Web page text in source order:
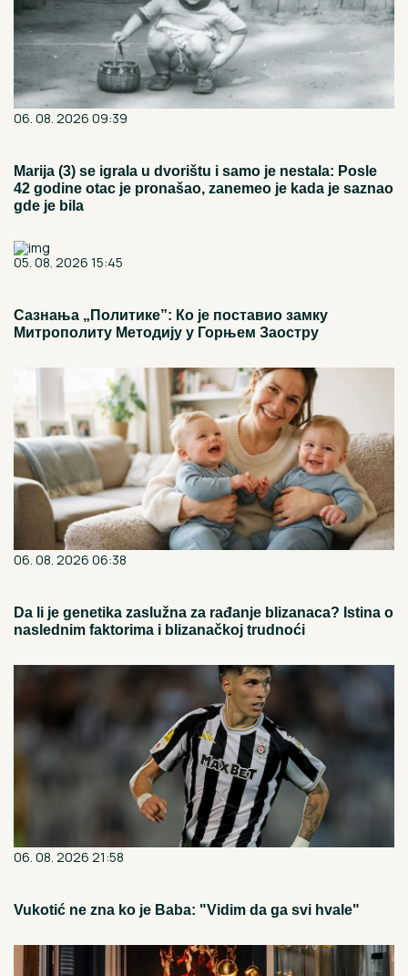
06. 08. 2026 09:39
Marija (3) se igrala u dvorištu i samo je nestala: Posle
42 godine otac je pronašao, zanemeo je kada je saznao
gde je bila
05. 08. 2026 15:45
Сазнања „Политике”: Ко је поставио замку
Митрополиту Методију у Горњем Заостру
06. 08. 2026 06:38
Da li je genetika zaslužna za rađanje blizanaca? Istina o
naslednim faktorima i blizanačkoj trudnoći
06. 08. 2026 21:58
Vukotić ne zna ko je Baba: "Vidim da ga svi hvale"